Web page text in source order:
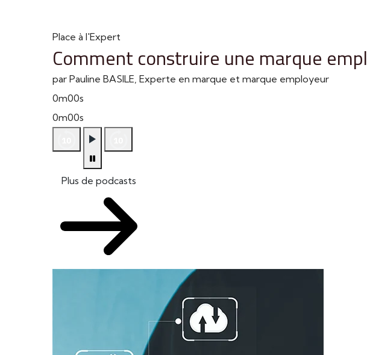
Place à l'Expert
Comment construire une marque
par Pauline BASILE, Experte en marque et marque employeur
0m00s
0m00s
Plus de podcasts